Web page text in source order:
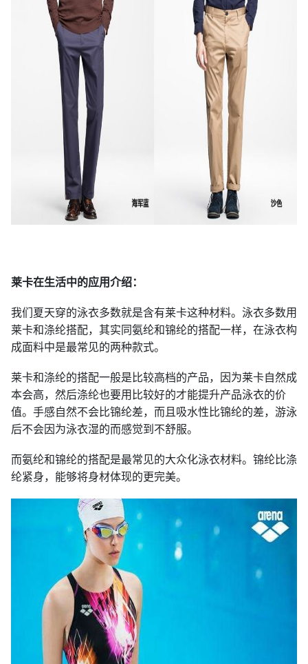
莱卡在生活中的应用介绍：
我们夏天穿的泳衣多数就是含有莱卡这种材料。泳衣多数用
莱卡和涤纶搭配，其实同氨纶和锦纶的搭配一样，在泳衣构
成面料中是最常见的两种款式。
莱卡和涤纶的搭配一般是比较高档的产品，因为莱卡自然成
本会高，然后涤纶也要用比较好的才能提升产品泳衣的价
值。手感自然不会比锦纶差，而且吸水性比锦纶的差，游泳
后不会因为泳衣湿的而感觉到不舒服。
而氨纶和锦纶的搭配是最常见的大众化泳衣材料。锦纶比涤
纶紧身，能够将身材体现的更完美。